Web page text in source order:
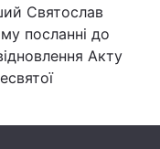
Святослав
посланні до
Акту